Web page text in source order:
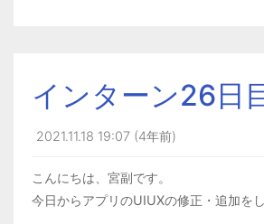
インターン26日
2021.11.18 19:07 (4年前)
こんにちは、宮副です。
今日からアプリのUIUXの修正・追加をし